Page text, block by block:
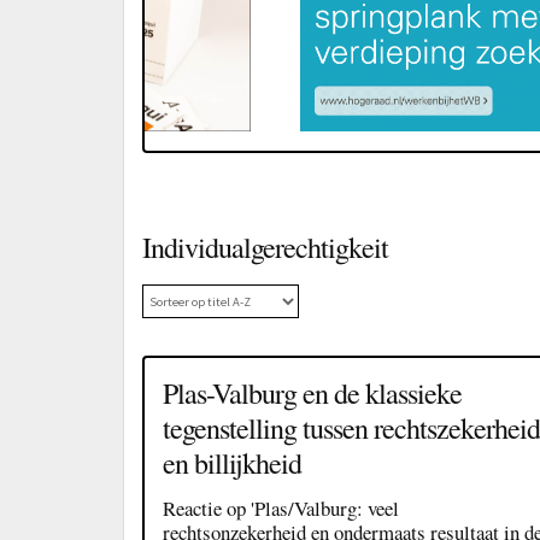
Individualgerechtigkeit
Plas-Valburg en de klassieke
tegenstelling tussen rechtszekerheid
en billijkheid
Reactie op 'Plas/Valburg: veel
rechtsonzekerheid en ondermaats resultaat in